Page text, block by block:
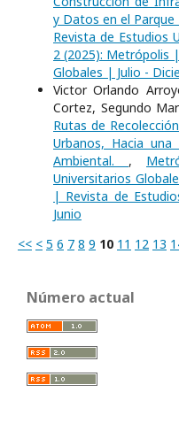
y Datos en el Parque
Revista de Estudios
2 (2025): Metrópolis
Globales | Julio -
Victor Orlando
Cortez, Segundo
Rutas de
Urbanos, Hacia
Ambiental. ,
Universitarios
| Revista de
Junio
<< < 5 6 7 8 9 10 11 12 13
Número actual